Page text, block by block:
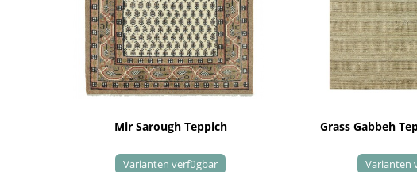
Mir Sarough Teppich
Varianten verfügbar
Grass Gabbeh
Varianten